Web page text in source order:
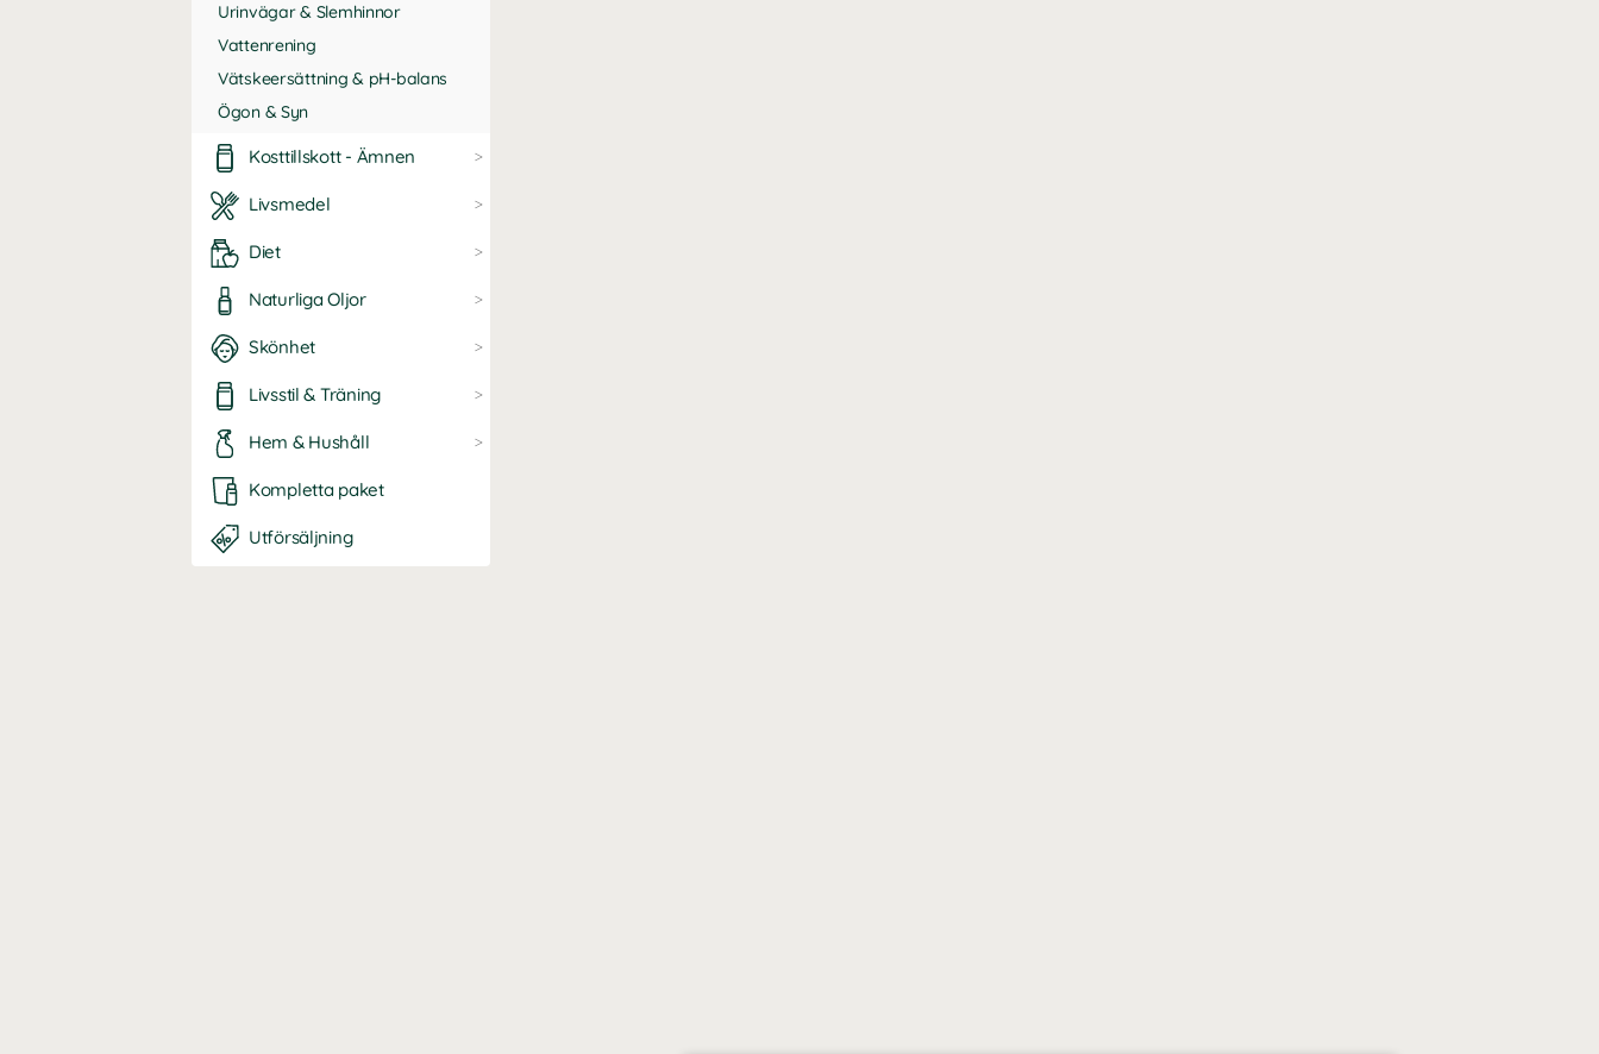
Urinvägar & Slemhinnor
Vattenrening
Vätskeersättning & pH-balans
Ögon & Syn
Kosttillskott - Ämnen
Livsmedel
Diet
Naturliga Oljor
Skönhet
Livsstil & Träning
Hem & Hushåll
Kompletta paket
Utförsäljning